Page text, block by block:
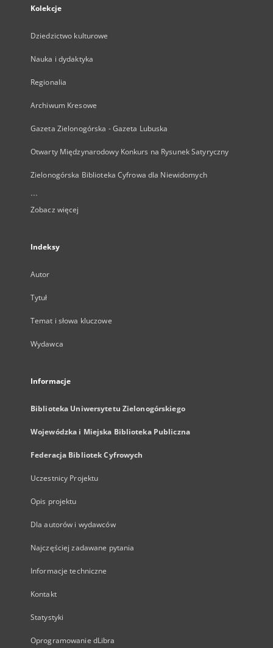
Kolekcje
Dziedzictwo kulturowe
Nauka i dydaktyka
Regionalia
Archiwum Kresowe
Gazeta Zielonogórska - Gazeta Lubuska
Otwarty Międzynarodowy Konkurs na Rysunek Satyryczny
Zielonogórska Biblioteka Cyfrowa dla Niewidomych
...
Zobacz więcej
Indeksy
Autor
Tytuł
Temat i słowa kluczowe
Wydawca
Informacje
Biblioteka Uniwersytetu Zielonogórskiego
Wojewódzka i Miejska Biblioteka Publiczna
Federacja Bibliotek Cyfrowych
Uczestnicy Projektu
Opis projektu
Dla autorów i wydawców
Najczęściej zadawane pytania
Informacje techniczne
Kontakt
Statystyki
Oprogramowanie dLibra